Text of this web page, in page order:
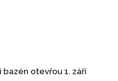
bazén otevřou 1. září